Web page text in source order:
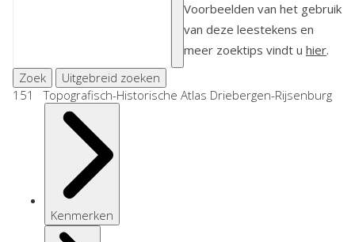
Voorbeelden van het gebruik
van deze leestekens en
meer zoektips vindt u hier.
Zoek
Uitgebreid zoeken
151 Topografisch-Historische Atlas Driebergen-Rijsenburg
Kenmerken